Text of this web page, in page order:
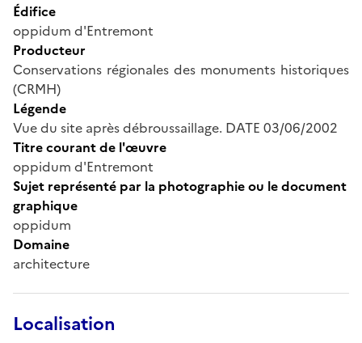
Édifice
oppidum d'Entremont
Producteur
Conservations régionales des monuments historiques
(CRMH)
Légende
Vue du site après débroussaillage. DATE 03/06/2002
Titre courant de l'œuvre
oppidum d'Entremont
Sujet représenté par la photographie ou le document
graphique
oppidum
Domaine
architecture
Localisation